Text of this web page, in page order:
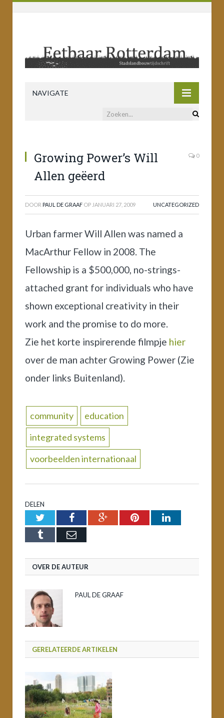
NAVIGATE
Growing Power’s Will
Allen geëerd
0
DOOR PAUL DE GRAAF OP JANUARI 27, 2009 UNCATEGORIZED
Urban farmer Will Allen was named a
MacArthur Fellow in 2008. The
Fellowship is a $500,000, no-strings-
attached grant for individuals who have
shown exceptional creativity in their
work and the promise to do more.
Zie het korte inspirerende filmpje hier
over de man achter Growing Power (Zie
onder links Buitenland).
community
education
integrated systems
voorbeelden internationaal
DELEN
TwitterFacebookGoogle+PinterestLinkedIn
Tumblr Email
OVER DE AUTEUR
PAUL DE GRAAF
GERELATEERDE ARTIKELEN